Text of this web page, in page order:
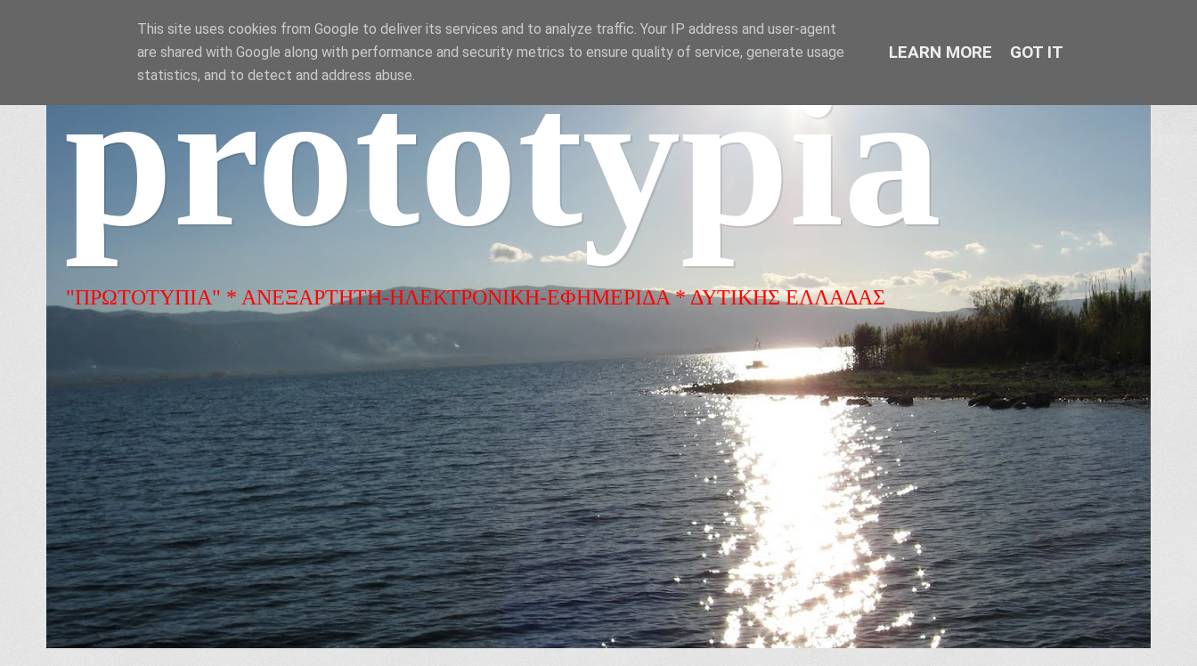
prototypia
"ΠΡΩΤΟΤΥΠΙΑ" * ΑΝΕΞΑΡΤΗΤΗ-ΗΛΕΚΤΡΟΝΙΚΗ-ΕΦΗΜΕΡΙΔΑ * ΔΥΤΙΚΗΣ ΕΛΛΑΔΑΣ
This site uses cookies from Google to deliver its services and to analyze traffic. Your IP address and user-agent
are shared with Google along with performance and security metrics to ensure quality of service, generate usage
statistics, and to detect and address abuse.
LEARN MORE GOT IT